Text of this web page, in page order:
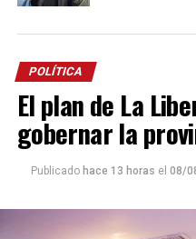
POLÍTICA
El plan de La
gobernar la
Publicado hace 13 horas el 08/